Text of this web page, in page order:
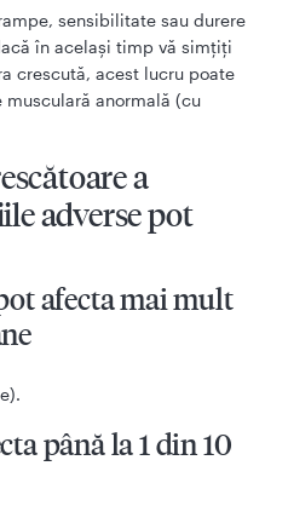
sensibilitate sau durere
în același timp vă simțiți
crescută, acest lucru poate
anormală (cu
a
adverse pot
afecta mai mult
până la 1 din 10